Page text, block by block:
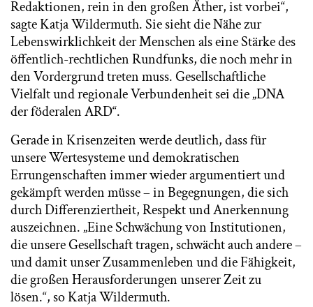
Redaktionen, rein in den großen Äther, ist vorbei“,
sagte Katja Wildermuth. Sie sieht die Nähe zur
Lebenswirklichkeit der Menschen als eine Stärke des
öffentlich-rechtlichen Rundfunks, die noch mehr in
den Vordergrund treten muss. Gesellschaftliche
Vielfalt und regionale Verbundenheit sei die „DNA
der föderalen ARD“.
Gerade in Krisenzeiten werde deutlich, dass für
unsere Wertesysteme und demokratischen
Errungenschaften immer wieder argumentiert und
gekämpft werden müsse – in Begegnungen, die sich
durch Differenziertheit, Respekt und Anerkennung
auszeichnen. „Eine Schwächung von Institutionen,
die unsere Gesellschaft tragen, schwächt auch andere –
und damit unser Zusammenleben und die Fähigkeit,
die großen Herausforderungen unserer Zeit zu
lösen.“, so Katja Wildermuth.